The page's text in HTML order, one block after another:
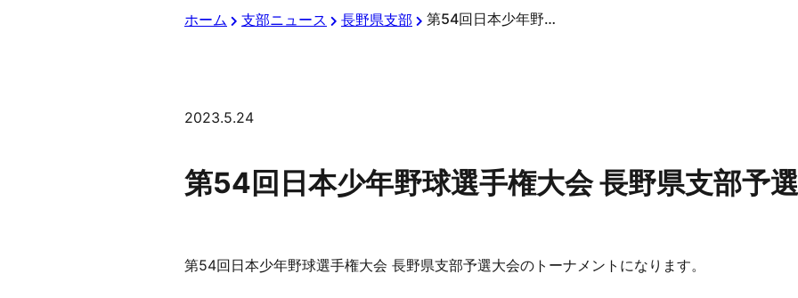
ホーム 支部ニュース 長野県支部 第54回日本少年野球選手権大会 長野県支部予選大会
2023.5.24
第54回日本少年野球選手権大会 長野県支部予
第54回日本少年野球選手権大会 長野県支部予選大会のトーナメントになります。